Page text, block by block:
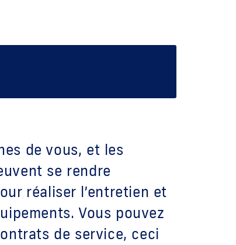
de vous, et les
se rendre
réaliser l’entretien et
Vous pouvez
de service, ceci